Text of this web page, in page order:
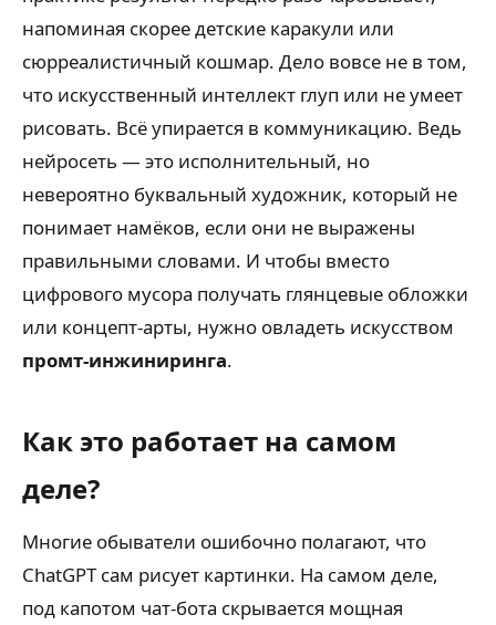
напоминая скорее детские каракули или
сюрреалистичный кошмар. Дело вовсе не в том,
что искусственный интеллект глуп или не умеет
рисовать. Всё упирается в коммуникацию. Ведь
нейросеть — это исполнительный, но
невероятно буквальный художник, который не
понимает намёков, если они не выражены
правильными словами. И чтобы вместо
цифрового мусора получать глянцевые обложки
или концепт-арты, нужно овладеть искусством
промт-инжиниринга.
Как это работает на самом
деле?
Многие обыватели ошибочно полагают, что
ChatGPT сам рисует картинки. На самом деле,
под капотом чат-бота скрывается мощная